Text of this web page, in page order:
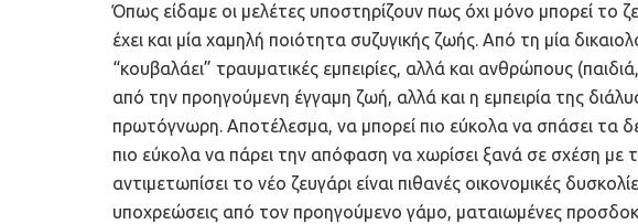
Όπως είδαμε οι μελέτες υποστηρίζουν πως όχι μόνο μπορεί το
έχει και μία χαμηλή ποιότητα συζυγικής ζωής. Από τη μία
“κουβαλάει” τραυματικές εμπειρίες, αλλά και ανθρώπους
από την προηγούμενη έγγαμη ζωή, αλλά και η εμπειρία της
πρωτόγνωρη. Αποτέλεσμα, να μπορεί πιο εύκολα να σπάσει τα
πιο εύκολα να πάρει την απόφαση να χωρίσει ξανά σε σχέση
αντιμετωπίσει το νέο ζευγάρι είναι πιθανές οικονομικές
υποχρεώσεις από τον προηγούμενο γάμο, ματαιωμένες